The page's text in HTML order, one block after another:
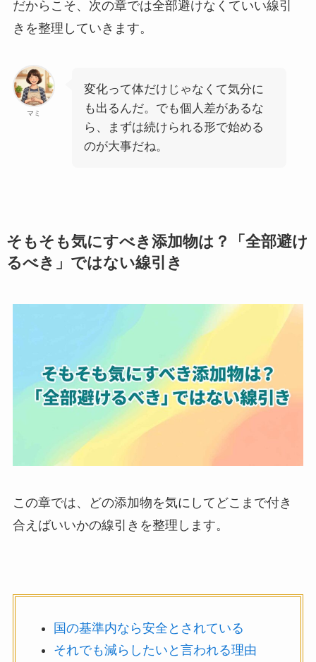
だからこそ、次の章では全部避けなくていい線引
きを整理していきます。
マミ
変化って体だけじゃなくて気分に
も出るんだ。でも個人差があるな
ら、まずは続けられる形で始める
のが大事だね。
そもそも気にすべき添加物は？「全部避け
るべき」ではない線引き
この章では、どの添加物を気にしてどこまで付き
合えばいいかの線引きを整理します。
国の基準内なら安全とされている
それでも減らしたいと言われる理由